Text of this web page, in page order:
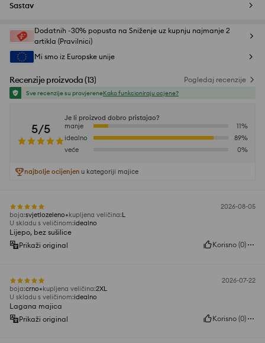
Sastav
Dodatnih -30% popusta na Sniženje uz kupnju najmanje 2
artikla (Pravilnici)
Mi smo iz Europske unije
Recenzije proizvoda(13) Pogledaj recenzije
Sve recenzije su provjereneKako funkcioniraju ocjene?
5/5
Je li proizvod dobro pristajao?
manje
11%
idealno
89%
veće
0%
najbolje ocijenjen u kategoriji majice
2026-08-05
boja:svjetlozeleno kupljena veličina:L
U skladu s veličinom:idealno
Lijepo, bez sušilice
Prikaži original
Korisno (0)
2026-07-22
boja:crno kupljena veličina:2XL
U skladu s veličinom:idealno
Lagana majica
Prikaži original
Korisno (0)